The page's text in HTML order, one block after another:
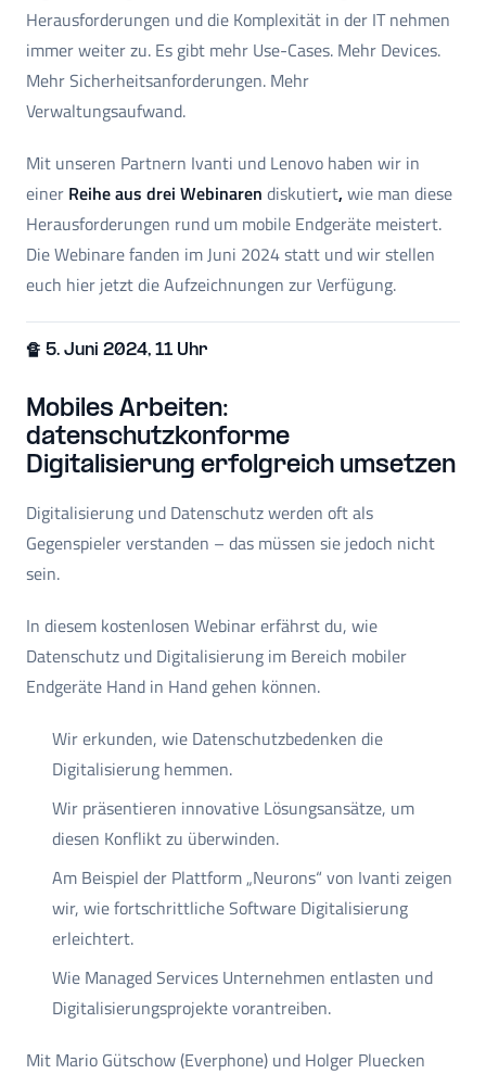
Herausforderungen und die Komplexität in der IT nehmen
immer weiter zu. Es gibt mehr Use-Cases. Mehr Devices.
Mehr Sicherheitsanforderungen. Mehr
Verwaltungsaufwand.
M​​​it unseren Partnern Ivanti und Lenovo haben wir in
einer Reihe aus drei Webinaren diskutiert, wie man diese
Herausforderungen rund um mobile Endgeräte meistert.
Die Webinare fanden im Juni 2024 statt und wir stellen
euch hier jetzt die Aufzeichnungen zur Verfügung.
🔏 5. Juni 2024, 11 Uhr
Mobiles Arbeiten:
datenschutzkonforme
Digitalisierung erfolgreich umsetzen
Digitalisierung und Datenschutz werden oft als
Gegenspieler verstanden – das müssen sie jedoch nicht
sein.
In diesem kostenlosen Webinar erfährst du, wie
Datenschutz und Digitalisierung im Bereich mobiler
Endgeräte Hand in Hand gehen können.
Wir erkunden, wie Datenschutzbedenken die
Digitalisierung hemmen.
Wir präsentieren innovative Lösungsansätze, um
diesen Konflikt zu überwinden.
Am Beispiel der Plattform „Neurons“ von Ivanti zeigen
wir, wie fortschrittliche Software Digitalisierung
erleichtert.
Wie Managed Services Unternehmen entlasten und
Digitalisierungsprojekte vorantreiben.
Mit Mario Gütschow (Everphone) und Holger Pluecken